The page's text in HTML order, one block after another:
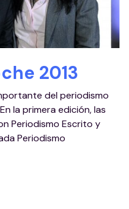
2013
del periodismo
la primera edición, las
Periodismo Escrito y
Periodismo